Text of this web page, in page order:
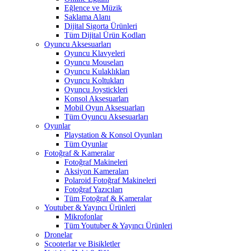
Eğlence ve Müzik
Saklama Alanı
Dijital Sigorta Ürünleri
Tüm Dijital Ürün Kodları
Oyuncu Aksesuarları
Oyuncu Klavyeleri
Oyuncu Mouseları
Oyuncu Kulaklıkları
Oyuncu Koltukları
Oyuncu Joystickleri
Konsol Aksesuarları
Mobil Oyun Aksesuarları
Tüm Oyuncu Aksesuarları
Oyunlar
Playstation & Konsol Oyunları
Tüm Oyunlar
Fotoğraf & Kameralar
Fotoğraf Makineleri
Aksiyon Kameraları
Polaroid Fotoğraf Makineleri
Fotoğraf Yazıcıları
Tüm Fotoğraf & Kameralar
Youtuber & Yayıncı Ürünleri
Mikrofonlar
Tüm Youtuber & Yayıncı Ürünleri
Dronelar
Scooterlar ve Bisikletler